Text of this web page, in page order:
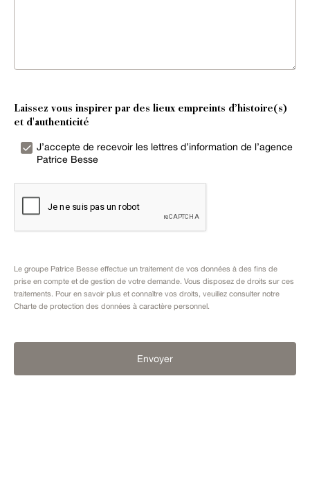
Laissez vous inspirer par des lieux empreints d’histoire(s)
et d'authenticité
J’accepte de recevoir les lettres d’information de l’agence
Patrice Besse
Le groupe Patrice Besse effectue un traitement de vos données à des fins de
prise en compte et de gestion de votre demande. Vous disposez de droits sur ces
traitements. Pour en savoir plus et connaître vos droits, veuillez consulter notre
Charte de protection des données à caractère personnel .
Envoyer